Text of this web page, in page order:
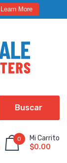
Learn More
Buscar
0
Mi Carrito
$0.00